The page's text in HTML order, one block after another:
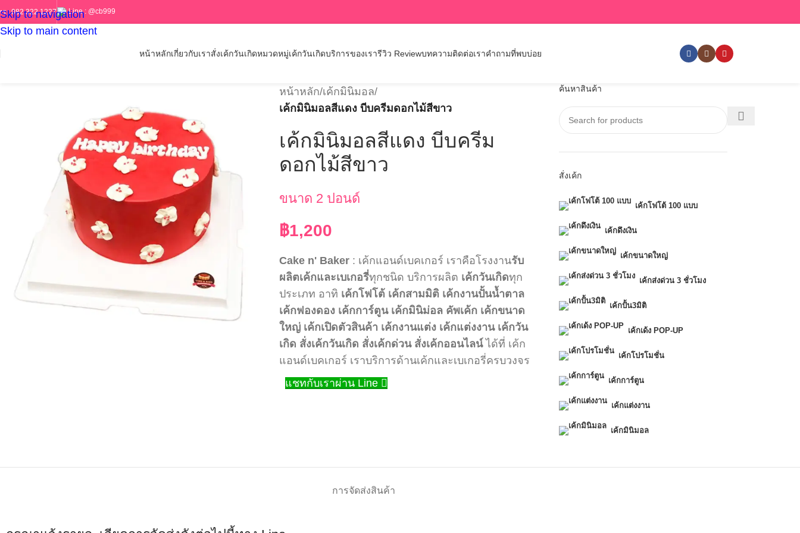
Skip to navigation
Skip to main content
ร : 082 322 1227 Line : @cb999
หน้าหลักเกี่ยวกับเราสั่งเค้กวันเกิดหมวดหมู่เค้กวันเกิดบริการของเรารีวิว Reviewบทความติดต่อเราคำถามที่พบบ่อย
หน้าหลัก/เค้กมินิมอล/
เค้กมินิมอลสีแดง บีบครีมดอกไม้สีขาว
เค้กมินิมอลสีแดง บีบครีม
ดอกไม้สีขาว
ขนาด 2 ปอนด์
฿1,200
Cake n' Baker : เค้กแอนด์เบคเกอร์ เราคือโรงงานรับ
ผลิตเค้กและเบเกอรี่ทุกชนิด บริการผลิต เค้กวันเกิดทุก
ประเภท อาทิ เค้กโฟโต้ เค้กสามมิติ เค้กงานปั้นน้ำตาล
เค้กฟองดอง เค้กการ์ตูน เค้กมินิม่อล คัพเค้ก เค้กขนาด
ใหญ่ เค้กเปิดตัวสินค้า เค้กงานแต่ง เค้กแต่งงาน เค้กวัน
เกิด สั่งเค้กวันเกิด สั่งเค้กด่วน สั่งเค้กออนไลน์ได้ที่ เค้ก
แอนด์เบคเกอร์ เราบริการด้านเค้กและเบเกอรี่ครบวงจร
แชทกับเราผ่าน Line
ค้นหาสินค้า
สั่งเค้ก
เค้กโฟโต้ 100 แบบ
เค้กดึงเงิน
เค้กขนาดใหญ่
เค้กส่งด่วน 3 ชั่วโมง
เค้กปั้น3มิติ
เค้กเด้ง POP-UP
เค้กโปรโมชั่น
เค้กการ์ตูน
เค้กแต่งงาน
เค้กมินิมอล
การจัดส่งสินค้า